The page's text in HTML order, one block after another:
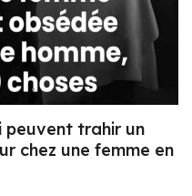
peuvent trahir un
chez une femme en